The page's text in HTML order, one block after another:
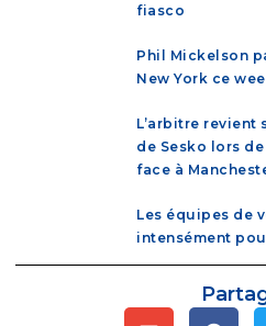
fiasco
Phil Mickelson
New York ce
L’arbitre
de Sesko lors
face à
Les équipes de
intensément